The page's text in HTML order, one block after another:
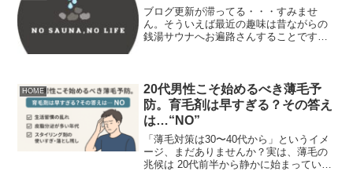
ブログ更新が滞ってる・・・すみませ
ん。そういえば最近の趣味は昔ながらの
銭湯サウナへお遍路さんすることですか
います。（週二回はサウナへ...
HOME
20代男性こそ始めるべき薄毛予
防。育毛剤は早すぎる？その答え
は…“NO”
「薄毛対策は30〜40代から」というイメ
ージ、まだありませんか？実は、薄毛の
兆候は 20代前半から静かに始まっている